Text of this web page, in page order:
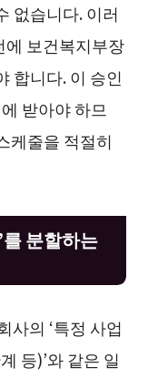
없습니다. 이러
에 보건복지부장
합니다. 이 승인
받아야 하므
케줄을 적절히
분할하는
사의 ‘특정 사업
등)’와 같은 일